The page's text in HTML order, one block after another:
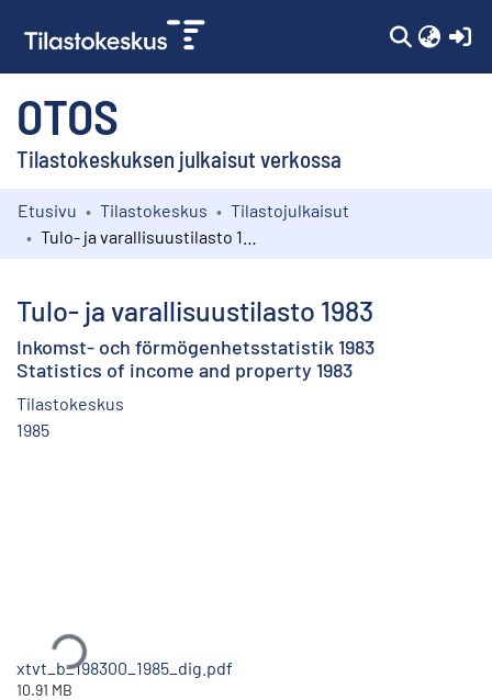
OTOS
Tilastokeskuksen julkaisut verkossa
Kokoelmat
Etusivu Tilastokeskus
Tilastojulkaisut
Tulo- ja varallisuustilasto 1983
Inkomst- och förmögenhetsstatistik 1983
Statistics of income and property 1983
Tilastokeskus
1985
xtvt_b_198300_1985_dig.pdf
10.91 MB